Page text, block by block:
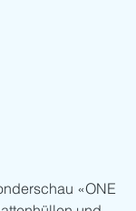
«ONE